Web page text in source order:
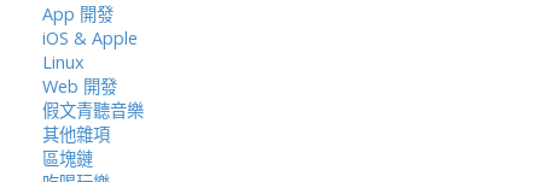
App 開發
iOS & Apple
Linux
Web 開發
假文青聽音樂
其他雜項
區塊鏈